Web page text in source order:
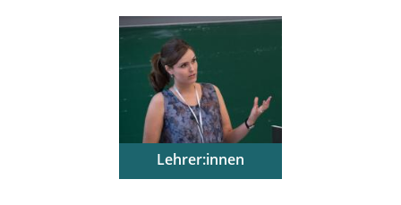
lehramtsbezogenen
Studiengänge und
unsere Angebote für
unseren Aktivitäten in
Lehrer:innen